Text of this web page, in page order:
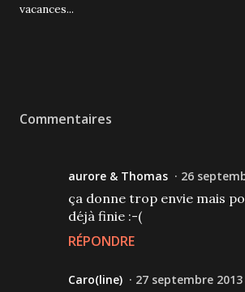
vacances...
Commentaires
aurore & Thomas 26
ça donne trop envie mais
déjà finie :-(
RÉPONDRE
Caro(line) 27 septembre